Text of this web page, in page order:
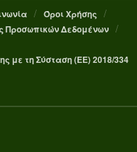
Όροι Χρήσης
Προσωπικών Δεδομένων
με τη Σύσταση (ΕΕ) 2018/334